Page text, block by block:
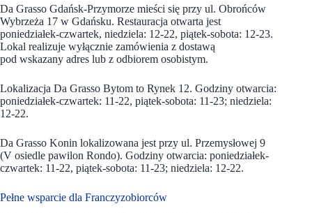
Da Grasso Gdańsk-Przymorze mieści się przy ul. Obrońców
Wybrzeża 17 w Gdańsku. Restauracja otwarta jest
poniedziałek-czwartek, niedziela: 12-22, piątek-sobota: 12-23.
Lokal realizuje wyłącznie zamówienia z dostawą
pod wskazany adres lub z odbiorem osobistym.
Lokalizacja Da Grasso Bytom to Rynek 12. Godziny otwarcia:
poniedziałek-czwartek: 11-22, piątek-sobota: 11-23; niedziela:
12-22.
Da Grasso Konin lokalizowana jest przy ul. Przemysłowej 9
(V osiedle pawilon Rondo). Godziny otwarcia: poniedziałek-
czwartek: 11-22, piątek-sobota: 11-23; niedziela: 12-22.
Pełne wsparcie dla Franczyzobiorców